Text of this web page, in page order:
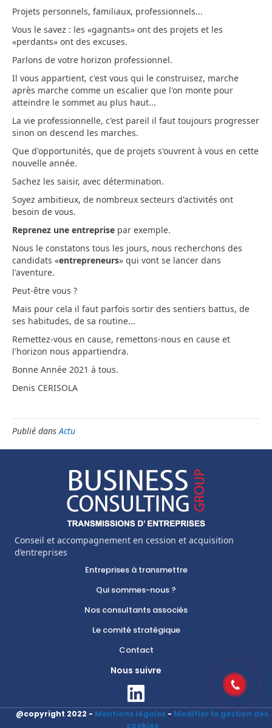
Projets personnels, familiaux, professionnels...
Vous le savez : les «gagnants» ont des projets et les
«perdants» ont des excuses.
Parlons de votre horizon professionnel.
Il vous appartient, c'est vous qui le construisez, marche
après marche comme un escalier que l'on monte pour
atteindre le sommet au plus haut...
La vie professionnelle, c'est pareil il faut toujours progresser
sinon on descend les marches.
Que d'opportunités, que de projets s'ouvrent à vous en cette
nouvelle année.
Sachez les saisir, avec détermination.
Soyez ambitieux, de nombreux secteurs d'activités ont
besoin de vous.
Reprenez une entreprise par exemple.
Nous le constatons tous les jours, nous recherchons des
candidats «entrepreneurs» qui vont se lancer dans
l'aventure.
Peut-être vous ?
Mais pour cela il faut parfois sortir des sentiers battus, de
ses habitudes, de sa routine...
Remettez-vous en cause, remettons-nous en cause et
l'horizon nous appartiendra.
Bonne Année 2021 à tous.
Denis CERISOLA
Publié dansActu
Conseil et accompagnement en cession et acquisition
d’entreprises
Entreprises à transmettre
Qui sommes-nous ?
Nos consultants associés
Le comité stratégique
Contact
Nous suivre
@copyright 2022 - Mentions légales - Modifier la gestion des
cookies